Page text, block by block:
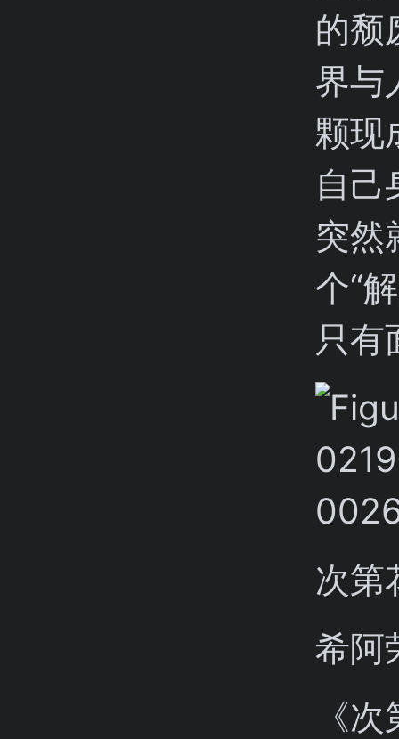
的颓
界与
颗现
自己
突然
个“
只有
次第
希阿
《